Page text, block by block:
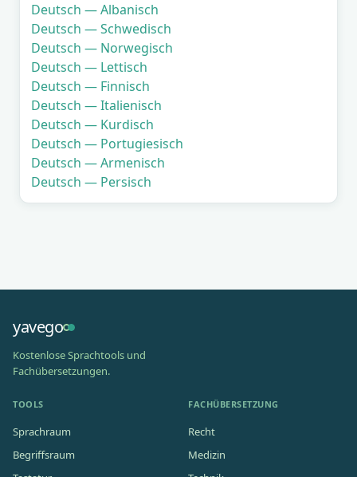
Deutsch — Albanisch
Deutsch — Schwedisch
Deutsch — Norwegisch
Deutsch — Lettisch
Deutsch — Finnisch
Deutsch — Italienisch
Deutsch — Kurdisch
Deutsch — Portugiesisch
Deutsch — Armenisch
Deutsch — Persisch
yavego
Kostenlose Sprachtools und
Fachübersetzungen.
TOOLS
Sprachraum
Begriffsraum
FACHÜBERSETZUNG
Recht
Medizin